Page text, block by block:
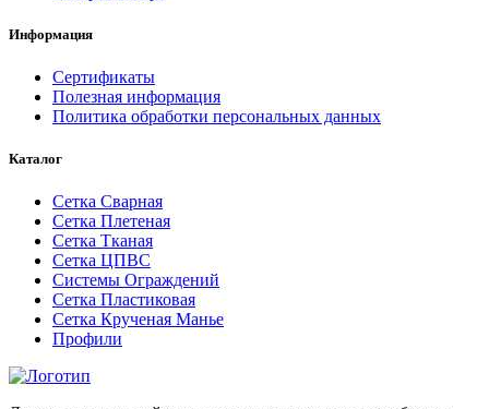
Информация
Сертификаты
Полезная информация
Политика обработки персональных данных
Каталог
Сетка Сварная
Сетка Плетеная
Сетка Тканая
Сетка ЦПВС
Системы Ограждений
Сетка Пластиковая
Сетка Крученая Манье
Профили